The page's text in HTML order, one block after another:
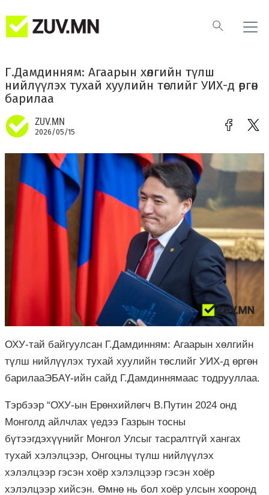
Г.Дамдинням: Агаарын хөлгийн түлш
нийлүүлэх тухай хуулийн төслийг УИХ-д өргөн
барилаа
ZUV.MN
2026/05/15
ОХУ-тай байгуулсан Г.Дамдинням: Агаарын хөлгийн
түлш нийлүүлэх тухай хуулийн төслийг УИХ-д өргөн
барилааЭБАҮ-ийн сайд Г.Дамдиннямаас тодрууллаа.
Тэрбээр “ОХУ-ын Ерөнхийлөгч В.Путин 2024 онд
Монголд айлчлах үедээ Газрын тосны
бүтээгдэхүүнийг Монгол Улсыг тасралтгүй хангах
тухай хэлэлцээр, Онгоцны түлш нийлүүлэх
хэлэлцээр гэсэн хоёр хэлэлцээр гэсэн хоёр
хэлэлцээр хийсэн. Өмнө нь бол хоёр улсын хооронд